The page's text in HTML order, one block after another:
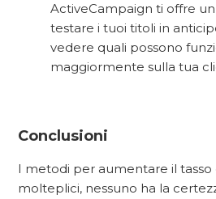
ActiveCampaign ti offre
testare i tuoi titoli in
vedere quali possono
maggiormente sulla tua
Conclusioni
I metodi per aumentare il tasso
molteplici, nessuno ha la